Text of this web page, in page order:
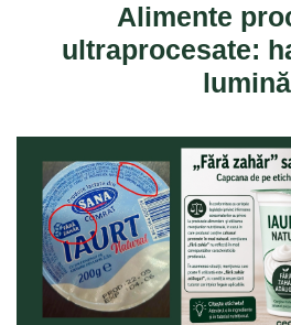
Alimente
ultraprocesate:
lumină